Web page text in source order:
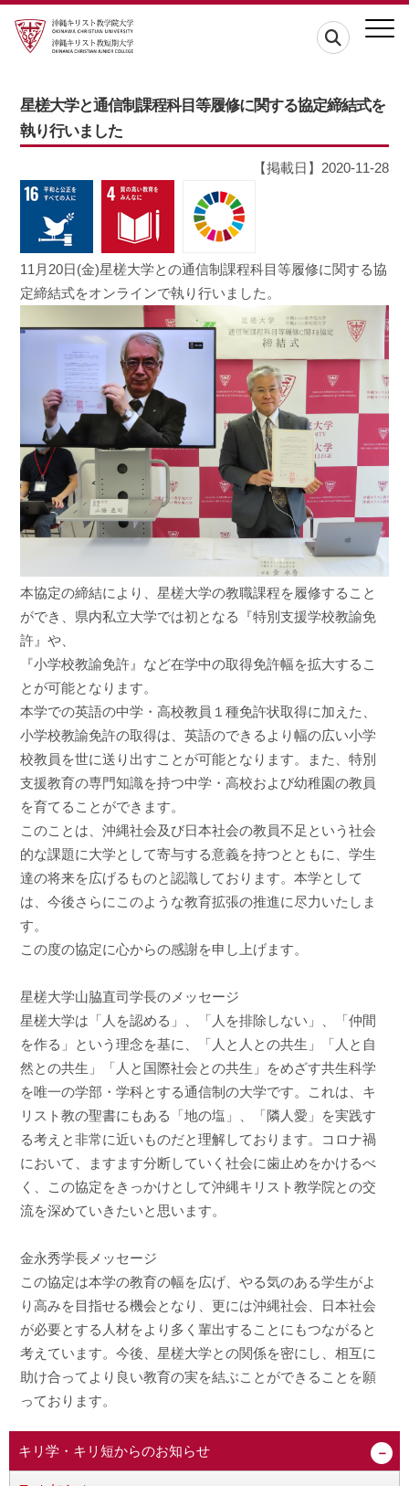
星槎大学と通信制課程科目等履修に関する協定締結式を
執り行いました
【掲載日】2020-11-28
11月20日(金)星槎大学との通信制課程科目等履修に関する協
定締結式をオンラインで執り行いました。
本協定の締結により、星槎大学の教職課程を履修すること
ができ、県内私立大学では初となる『特別支援学校教諭免
許』や、
『小学校教諭免許』など在学中の取得免許幅を拡大するこ
とが可能となります。
本学での英語の中学・高校教員１種免許状取得に加えた、
小学校教諭免許の取得は、英語のできるより幅の広い小学
校教員を世に送り出すことが可能となります。また、特別
支援教育の専門知識を持つ中学・高校および幼稚園の教員
を育てることができます。
このことは、沖縄社会及び日本社会の教員不足という社会
的な課題に大学として寄与する意義を持つとともに、学生
達の将来を広げるものと認識しております。本学として
は、今後さらにこのような教育拡張の推進に尽力いたしま
す。
この度の協定に心からの感謝を申し上げます。
星槎大学山脇直司学長のメッセージ
星槎大学は「人を認める」、「人を排除しない」、「仲間
を作る」という理念を基に、「人と人との共生」「人と自
然との共生」「人と国際社会との共生」をめざす共生科学
を唯一の学部・学科とする通信制の大学です。これは、キ
リスト教の聖書にもある「地の塩」、「隣人愛」を実践す
る考えと非常に近いものだと理解しております。コロナ禍
において、ますます分断していく社会に歯止めをかけるべ
く、この協定をきっかけとして沖縄キリスト教学院との交
流を深めていきたいと思います。
金永秀学長メッセージ
この協定は本学の教育の幅を広げ、やる気のある学生がよ
り高みを目指せる機会となり、更には沖縄社会、日本社会
が必要とする人材をより多く輩出することにもつながると
考えています。今後、星槎大学との関係を密にし、相互に
助け合ってより良い教育の実を結ぶことができることを願
っております。
キリ学・キリ短からのお知らせ